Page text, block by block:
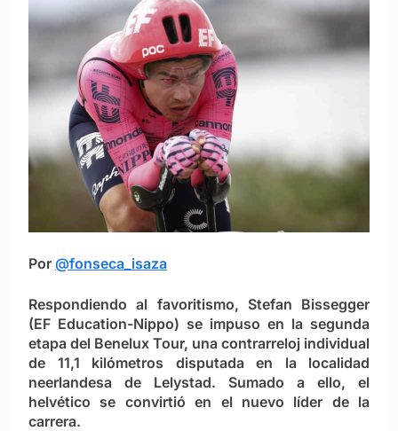
Por @fonseca_isaza
Respondiendo al favoritismo, Stefan Bissegger
(EF Education-Nippo) se impuso en la segunda
etapa del Benelux Tour, una contrarreloj individual
de 11,1 kilómetros disputada en la localidad
neerlandesa de Lelystad. Sumado a ello, el
helvético se convirtió en el nuevo líder de la
carrera.